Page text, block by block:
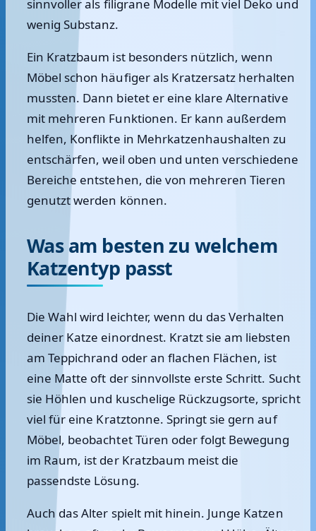
sinnvoller als filigrane Modelle mit viel Deko und
wenig Substanz.
Ein Kratzbaum ist besonders nützlich, wenn
Möbel schon häufiger als Kratzersatz herhalten
mussten. Dann bietet er eine klare Alternative
mit mehreren Funktionen. Er kann außerdem
helfen, Konflikte in Mehrkatzenhaushalten zu
entschärfen, weil oben und unten verschiedene
Bereiche entstehen, die von mehreren Tieren
genutzt werden können.
Was am besten zu welchem
Katzentyp passt
Die Wahl wird leichter, wenn du das Verhalten
deiner Katze einordnest. Kratzt sie am liebsten
am Teppichrand oder an flachen Flächen, ist
eine Matte oft der sinnvollste erste Schritt. Sucht
sie Höhlen und kuschelige Rückzugsorte, spricht
viel für eine Kratztonne. Springt sie gern auf
Möbel, beobachtet Türen oder folgt Bewegung
im Raum, ist der Kratzbaum meist die
passendste Lösung.
Auch das Alter spielt mit hinein. Junge Katzen